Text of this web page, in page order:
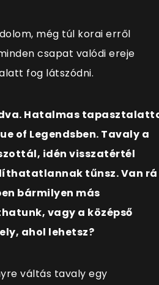
még túl korai erről
csapat valódi ereje
fog látszódni.
Hatalmas
of Legendsben. Tavaly a
idén visszatértél
tűnsz. Van rá
bármilyen más
vagy a középső
ahol lehetsz?
váltás tavaly egy